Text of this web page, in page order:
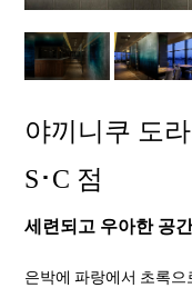
야끼니쿠 도
S･C 점
세련되고 우아한 공
은박에 파랑에서 초록